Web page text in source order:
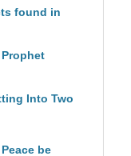
found in
Into Two
be